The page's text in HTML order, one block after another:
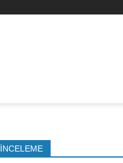
İNCELEME